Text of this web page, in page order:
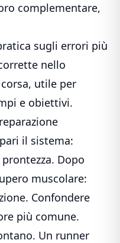
complementare,
sugli errori più
nello
, utile per
e obiettivi.
il sistema:
Dopo
muscolare:
Confondere
più comune.
Un runner